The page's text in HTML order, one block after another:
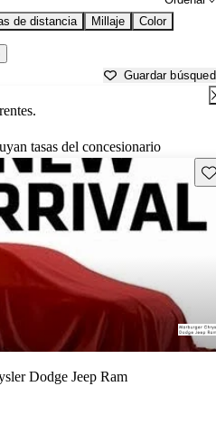
de distancia Millaje Color
Guardar
tasas del concesionario
Dodge Jeep Ram